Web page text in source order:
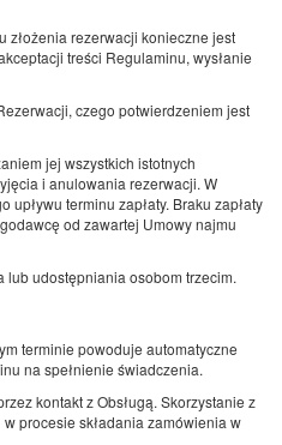
złożenia rezerwacji konieczne jest
treści Regulaminu, wysłanie
czego potwierdzeniem jest
jej wszystkich istotnych
i anulowania rezerwacji. W
terminu zapłaty. Braku zapłaty
od zawartej Umowy najmu
udostępniania osobom trzecim.
terminie powoduje automatyczne
na spełnienie świadczenia.
kontakt z Obsługą. Skorzystanie z
procesie składania zamówienia w
687,80 zł 678,41 zł
1 043,10 zł 1 015,95 zł